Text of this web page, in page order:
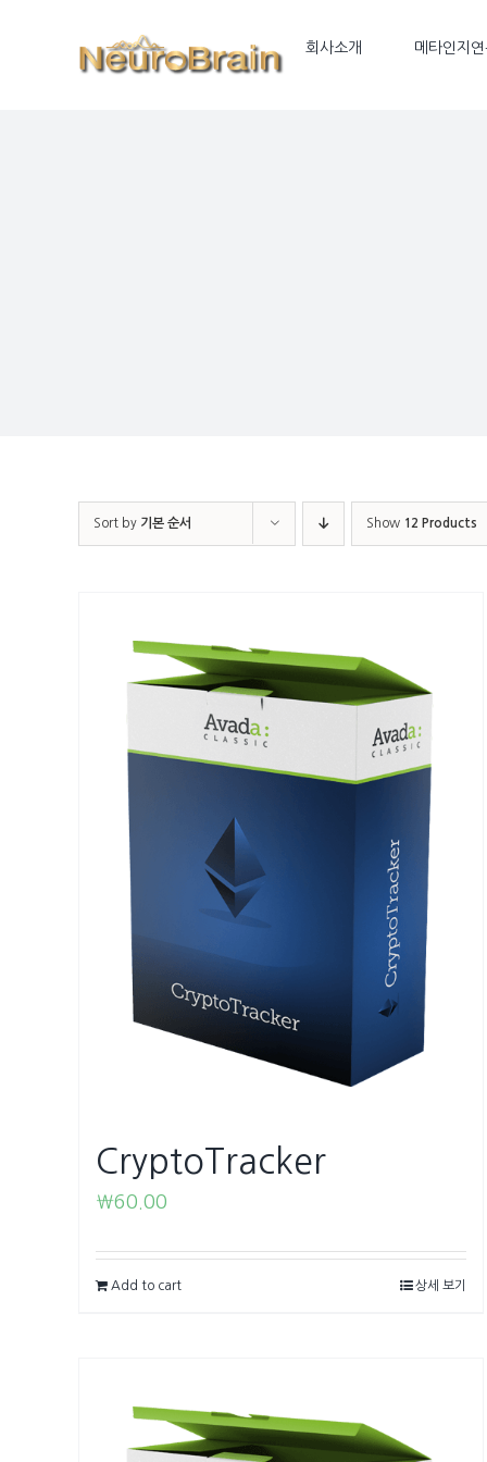
회사소개 메타인지
Sort by 기본 순서 Show 12 Products
CryptoTracker
₩60.00
Add to cart 상세 보기